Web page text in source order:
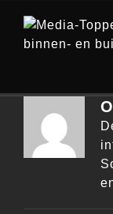
naar
inhoud